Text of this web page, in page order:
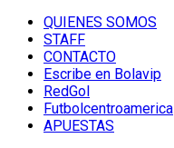
QUIENES SOMOS
STAFF
CONTACTO
Escribe en Bolavip
RedGol
Futbolcentroamerica
APUESTAS